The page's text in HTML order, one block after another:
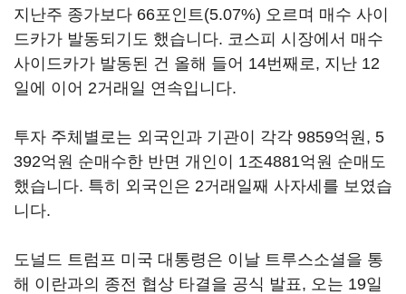
지난주 종가보다 66포인트(5.07%) 오르며 매수 사이
드카가 발동되기도 했습니다. 코스피 시장에서 매수
사이드카가 발동된 건 올해 들어 14번째로, 지난 12
일에 이어 2거래일 연속입니다.
투자 주체별로는 외국인과 기관이 각각 9859억원, 5
392억원 순매수한 반면 개인이 1조4881억원 순매도
했습니다. 특히 외국인은 2거래일째 사자세를 보였습
니다.
도널드 트럼프 미국 대통령은 이날 트루스소셜을 통
해 이란과의 종전 협상 타결을 공식 발표, 오는 19일